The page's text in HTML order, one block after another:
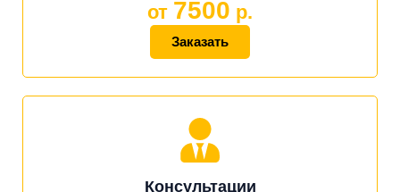
от 7500 р.
Заказать
Консультации